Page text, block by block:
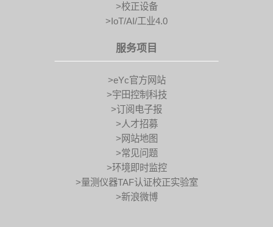
>校正设备
>IoT/AI/工业4.0
服务项目
>eYc官方网站
>宇田控制科技
>订阅电子报
>人才招募
>网站地图
>常见问题
>环境即时监控
>量测仪器TAF认证校正实验室
>新浪微博